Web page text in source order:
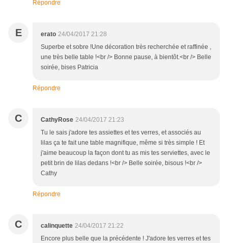
Répondre
E erato 24/04/2017 21:28
Superbe et sobre !Une décoration très recherchée et raffinée ,
une très belle table !<br /> Bonne pause, à bientôt.<br /> Belle
soirée, bises Patricia
Répondre
C CathyRose 24/04/2017 21:23
Tu le sais j'adore tes assiettes et tes verres, et associés au
lilas ça te fait une table magnifique, même si très simple ! Et
j'aime beaucoup la façon dont tu as mis tes serviettes, avec le
petit brin de lilas dedans !<br /> Belle soirée, bisous !<br />
Cathy
Répondre
C calinquette 24/04/2017 21:22
Encore plus belle que la précédente ! J'adore tes verres et tes